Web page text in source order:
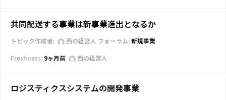
共同配送する事業は新事業進出となるか
トピック作成者: 西の経営人 フォーラム:新規事業
9ヶ月前
西の経営人
ロジスティクスシステムの開発事業